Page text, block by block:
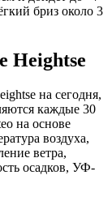
бриз около 3
Heightsе
на сегодня,
каждые 30
на основе
воздуха,
ветра,
осадков, УФ-